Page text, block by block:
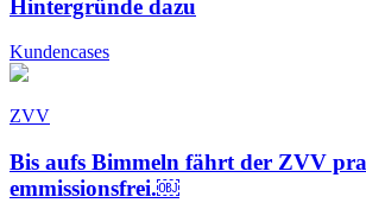
Hintergründe dazu
Kundencases
ZVV
Bis aufs Bimmeln fährt der ZVV
emmissionsfrei.￼